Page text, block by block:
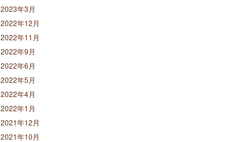
2023年3月
2022年12月
2022年11月
2022年9月
2022年6月
2022年5月
2022年4月
2022年1月
2021年12月
2021年10月